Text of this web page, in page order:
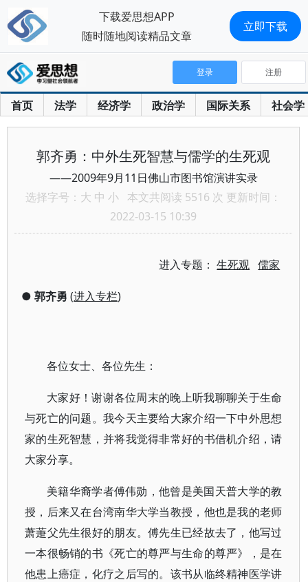
首页 法学 经济学 政治学 国际关系 社会学
登录 注册
郭齐勇：中外生死智慧与儒学的生死观
——2009年9月11日佛山市图书馆演讲实录
选择字号： 大 中 小 本文共阅读 5516 次 更新时间：
2022-03-15 10:39
进入专题：生死观 儒家
● 郭齐勇 (进入专栏)
各位女士、各位先生：
大家好！谢谢各位周末的晚上听我聊聊关于生命
与死亡的问题。我今天主要给大家介绍一下中外思想
家的生死智慧，并将我觉得非常好的书借机介绍，请
大家分享。
美籍华裔学者傅伟勋，他曾是美国天普大学的教
授，后来又在台湾南华大学当教授，他也是我的老师
萧萐父先生很好的朋友。傅先生已经故去了，他写过
一本很畅销的书《死亡的尊严与生命的尊严》，是在
他患上癌症，化疗之后写的。该书从临终精神医学讲
下载爱思想APP
随时随地阅读精品文章
立即下载